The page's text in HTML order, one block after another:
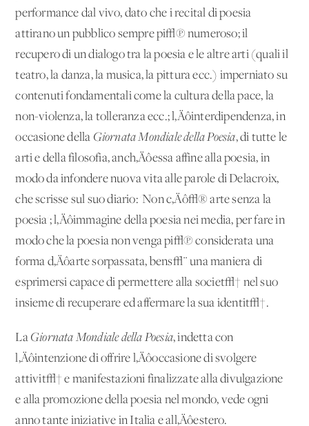
performance dal vivo, dato che i recital di poesia
attirano un pubblico sempre pi√π numeroso; il
recupero di un dialogo tra la poesia e le altre arti (quali il
teatro, la danza, la musica, la pittura ecc.) imperniato su
contenuti fondamentali come la cultura della pace, la
non-violenza, la tolleranza ecc.; l‚Äôinterdipendenza, in
occasione della Giornata Mondiale della Poesia, di tutte le
arti e della filosofia, anch‚Äôessa affine alla poesia, in
modo da infondere nuova vita alle parole di Delacroix,
che scrisse sul suo diario: 'Non c‚Äô√® arte senza la
poesia'; l‚Äôimmagine della poesia nei media, per fare in
modo che la poesia non venga pi√π considerata una
forma d‚Äôarte sorpassata, bens√¨ una maniera di
esprimersi capace di permettere alla societ√† nel suo
insieme di recuperare ed affermare la sua identit√†.
La Giornata Mondialedella Poesia, indetta con
l‚Äôintenzione di offrire l‚Äôoccasione di svolgere
attivit√† e manifestazioni finalizzate alla divulgazione
e alla promozione della poesia nel mondo, vede ogni
anno tante iniziative in Italia e all‚Äôestero.